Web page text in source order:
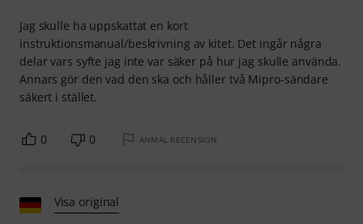
Jag skulle ha uppskattat en kort
instruktionsmanual/beskrivning av kitet. Det ingår några
delar vars syfte jag inte var säker på hur jag skulle använda.
Annars gör den vad den ska och håller två Mipro-sändare
säkert i stället.
0 0 ANMÄL RECENSION
Visa original